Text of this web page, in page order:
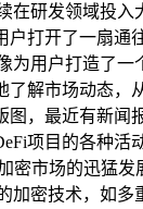
在研发领域投
打开了一扇通
为用户打造了
解市场动态
，最近有新
项目的各种
密市场的迅猛
加密技术，如